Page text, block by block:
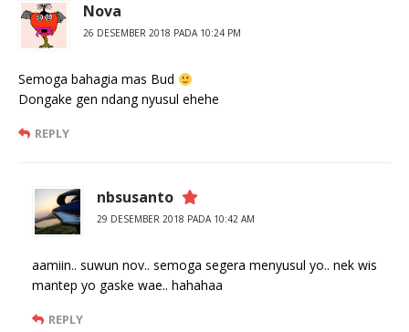
Nova
26 DESEMBER 2018 PADA 10:24 PM
Semoga bahagia mas Bud
Dongake gen ndang nyusul ehehe
REPLY
nbsusanto
29 DESEMBER 2018 PADA 10:42 AM
aamiin.. suwun nov.. semoga segera menyusul yo.. nek wis
mantep yo gaske wae.. hahahaa
REPLY